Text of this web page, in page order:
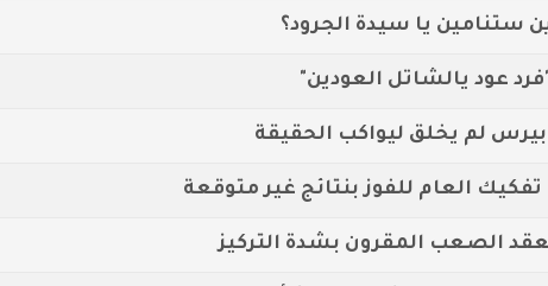
ستنامين يا سيدة الجرود؟
عود يالشاتل العودين"
لم يخلق ليواكب الحقيقة
تفكيك العام للفوز بنتائج غير متوقعة
الصعب المقرون بشدة التركيز